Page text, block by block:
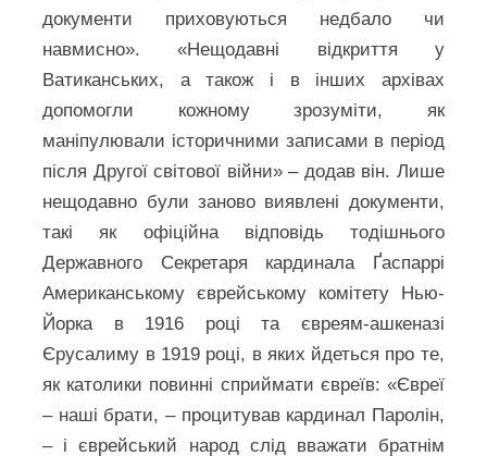
документи приховуються недбало чи
навмисно». «Нещодавні відкриття у
Ватиканських, а також і в інших архівах
допомогли кожному зрозуміти, як
маніпулювали історичними записами в період
після Другої світової війни» – додав він. Лише
нещодавно були заново виявлені документи,
такі як офіційна відповідь тодішнього
Державного Секретаря кардинала Ґаспаррі
Американському єврейському комітету Нью-
Йорка в 1916 році та євреям-ашкеназі
Єрусалиму в 1919 році, в яких йдеться про те,
як католики повинні сприймати євреїв: «Євреї
– наші брати, – процитував кардинал Паролін,
– і єврейський народ слід вважати братнім